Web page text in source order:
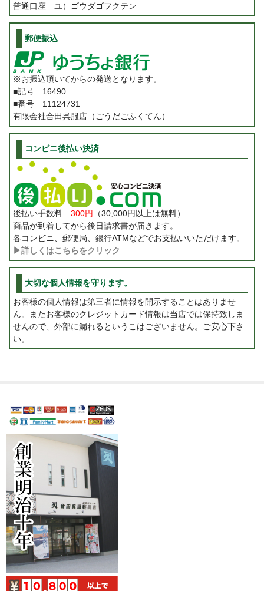
普通口座 ユ）ゴウダゴフクテン
郵便振込
※お振込頂いてからの発送となります。
■記号 16490
■番号 11124731
有限会社合田呉服店（ごうだごふくてん）
コンビニ後払い決済
後払い手数料 300円
（30,000円以上は無料）
商品が到着してから後日請求書が届きます。
各コンビニ、郵便局、銀行ATMなどでお支払いいただけます。
▶詳しくはこちらをクリック
大切な個人情報を守ります。
お客様の個人情報は第三者に情報を開示することはありませ
ん。またお客様のクレジットカード情報は当店では保持致しま
せんので、外部に漏れるというこはございません。ご安心下さ
い。